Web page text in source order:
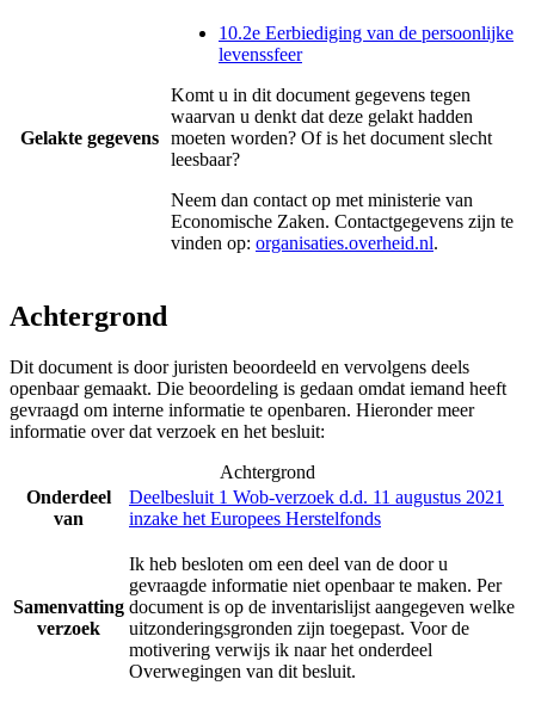
Gelakte gegevens
10.2e Eerbiediging van de persoonlijke
levenssfeer
Komt u in dit document gegevens tegen
waarvan u denkt dat deze gelakt hadden
moeten worden? Of is het document slecht
leesbaar?
Neem dan contact op met ministerie van
Economische Zaken. Contactgegevens zijn te
vinden op: organisaties.overheid.nl.
Achtergrond
Dit document is door juristen beoordeeld en vervolgens deels
openbaar gemaakt. Die beoordeling is gedaan omdat iemand heeft
gevraagd om interne informatie te openbaren. Hieronder meer
informatie over dat verzoek en het besluit:
Achtergrond
Onderdeel
van
Deelbesluit 1 Wob-verzoek d.d. 11 augustus 2021
inzake het Europees Herstelfonds
Samenvatting
verzoek
Ik heb besloten om een deel van de door u
gevraagde informatie niet openbaar te maken. Per
document is op de inventarislijst aangegeven welke
uitzonderingsgronden zijn toegepast. Voor de
motivering verwijs ik naar het onderdeel
Overwegingen van dit besluit.